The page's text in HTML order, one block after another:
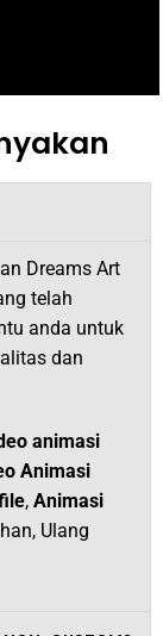
Dreams Art
telah
anda untuk
dan
animasi
Animasi
, Animasi
Ulang